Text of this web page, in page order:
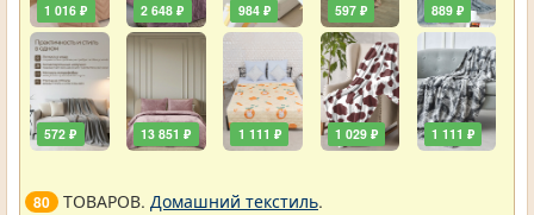
1 016 ₽
572 ₽
2 648 ₽
13 851 ₽
984 ₽
1 111 ₽
597 ₽
1 029 ₽
889 ₽
1 111 ₽
80 ТОВАРОВ. Домашний текстиль.